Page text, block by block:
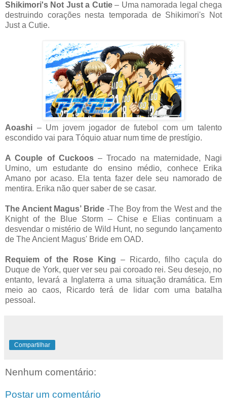
Shikimori's Not Just a Cutie– Uma namorada legal chega
destruindo corações nesta temporada de Shikimori's Not
Just a Cutie.
Aoashi – Um jovem jogador de futebol com um talento
escondido vai para Tóquio atuar num time de prestígio.
A Couple of Cuckoos– Trocado na maternidade, Nagi
Umino, um estudante do ensino médio, conhece Erika
Amano por acaso. Ela tenta fazer dele seu namorado de
mentira. Erika não quer saber de se casar.
The Ancient Magus’ Bride -The Boy from the West and the
Knight of the Blue Storm – Chise e Elias continuam a
desvendar o mistério de Wild Hunt, no segundo lançamento
de The Ancient Magus' Bride em OAD.
Requiem of the Rose King – Ricardo, filho caçula do
Duque de York, quer ver seu pai coroado rei. Seu desejo, no
entanto, levará a Inglaterra a uma situação dramática. Em
meio ao caos, Ricardo terá de lidar com uma batalha
pessoal.
Compartilhar
Nenhum comentário:
Postar um comentário